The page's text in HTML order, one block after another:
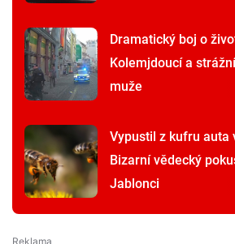
Dramatický boj o
Kolemjdoucí a
muže
Vypustil z kufru auta
Bizarní vědecký
Jablonci